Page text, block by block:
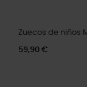
Zuecos de niños
59,90 €